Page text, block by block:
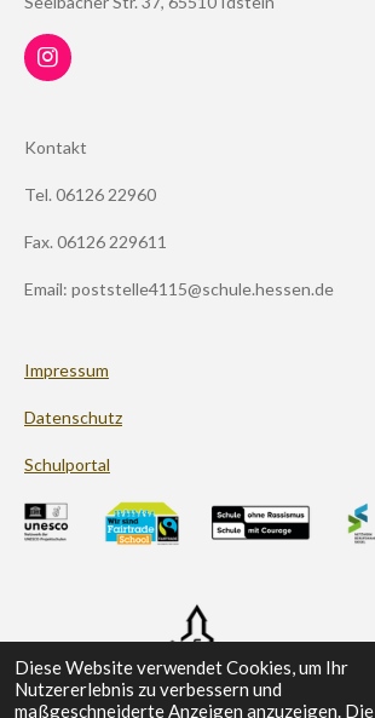
Diese Website verwendet Cookies, um Ihr
Nutzererlebnis zu verbessern und
maßgeschneiderte Anzeigen anzuzeigen. Die
I
n
a
r
m
Kontakt
Tel. 06126 22960
Fax. 06126 229611
Email: poststelle4115@schule.hessen.de
Impressum
Datenschutz
Schulportal